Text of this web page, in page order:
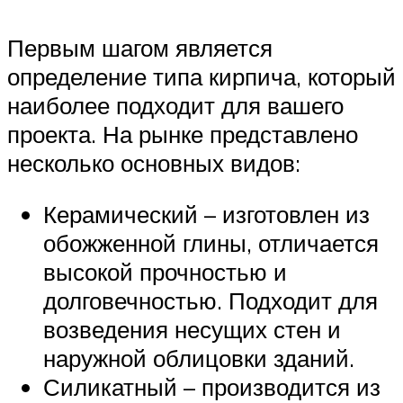
Первым шагом является
определение типа кирпича, который
наиболее подходит для вашего
проекта. На рынке представлено
несколько основных видов:
Керамический – изготовлен из
обожженной глины, отличается
высокой прочностью и
долговечностью. Подходит для
возведения несущих стен и
наружной облицовки зданий.
Силикатный – производится из